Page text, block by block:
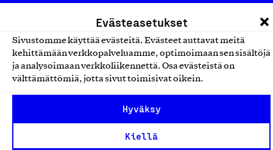
Evästeasetukset
Sivustomme käyttää evästeitä. Evästeet auttavat meitä
kehittämään verkkopalveluamme, optimoimaan sen sisältöjä
ja analysoimaan verkkoliikennettä. Osa evästeistä on
välttämättömiä, jotta sivut toimisivat oikein.
Hyväksy
Kiellä